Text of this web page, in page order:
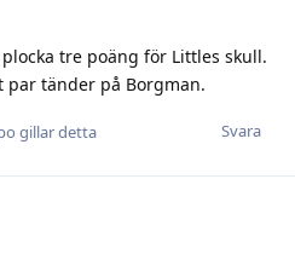
tre poäng för Littles skull.
par tänder på Borgman.
Svara
gillar detta